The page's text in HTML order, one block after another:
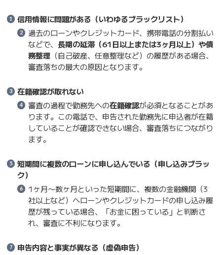
信用情報に問題がある（いわゆるブラックリスト）
過去のローンやクレジットカード、携帯電話の分割払い
などで、 長期の延滞（61日以上または3ヶ月以上）や債
務整理（自己破産、任意整理など）の履歴がある場合、
審査落ちの最大の原因となります。
在籍確認が取れない
審査の過程で勤務先への在籍確認が必須となることがあ
ります。この電話で、申告された勤務先に申込者が在籍
していることが確認できない場合、審査落ちにつながり
ます。
短期間に複数のローンに申し込んでいる（申し込みブラッ
ク）
1ヶ月〜数ヶ月といった短期間に、複数の金融機関（3
社以上など）へローンやクレジットカードの申し込み履
歴が残っている場合、「お金に困っている」と判断さ
れ、審査に不利になります。
申告内容と事実が異なる（虚偽申告）